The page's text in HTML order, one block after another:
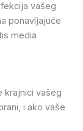
vašeg
ponavljajuće
media
krajnici vašeg
i ako vaše